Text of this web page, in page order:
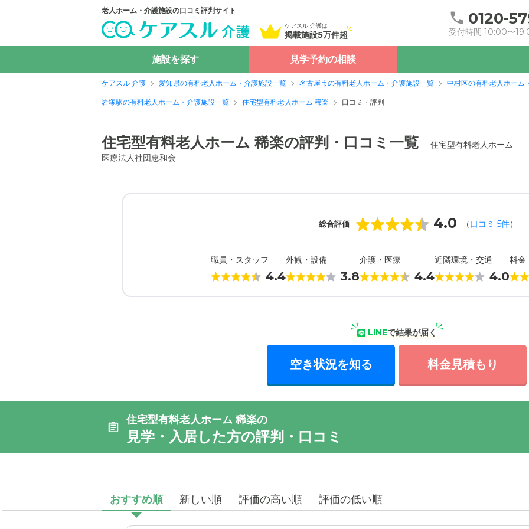
老人ホーム・介護施設の口コミ評判サイト
ケアスル 介護は
掲載施設5万件超
0120-
受付時間 10:00〜
施設を探す 見学予約の相談
ケアスル 介護 愛知県の有料老人ホーム・介護施設一覧 名古屋市の有料老人ホーム・介護施設一覧 中村区の有料老人ホーム
岩塚駅の有料老人ホーム・介護施設一覧 住宅型有料老人ホーム 稀楽 口コミ・評判
住宅型有料老人ホーム 稀楽の評判・口コミ一覧
住宅型有料老人ホーム
医療法人社団恵和会
総合評価 4.0 （口コミ 5件）
職員・スタッフ
4.4
外観・設備
3.8
介護・医療
4.4
近隣環境・交通
4.0
料金
LINEで結果が届く
空き状況を知る 料金見積もり
住宅型有料老人ホーム 稀楽の
見学・入居した方の評判・口コミ
おすすめ順 新しい順 評価の高い順 評価の低い順